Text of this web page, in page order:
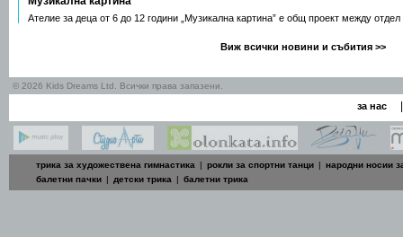
Ателие за деца от 6 до 12 години „Музикална картина” е общ проект между отдел
Виж всички новини и събития >>
© 2026 Kids Dreams Ltd. Всички права запазени.
за нас
трика за художествена гимнастика | рокли за спортни танци | народни носии
балетни пачки | детски трика | балетни трика